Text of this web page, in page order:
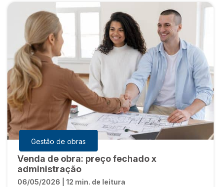
Gestão de obras
Venda de obra: preço fechado x
administração
06/05/2026 | 12 min. de leitura